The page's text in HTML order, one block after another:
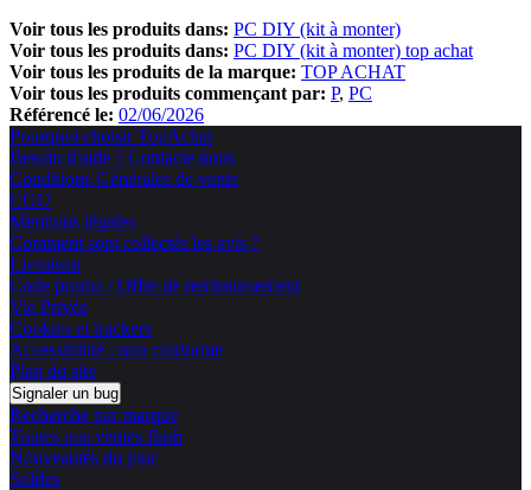
Voir tous les produits dans: PC DIY (kit à monter)
Voir tous les produits dans: PC DIY (kit à monter) top achat
Voir tous les produits de la marque: TOP ACHAT
Voir tous les produits commençant par: P PC
Référencé le: 02/06/2026
Pourquoi choisir TopAchat
Besoin d'aide ? Contacte nous
Conditions Générales de vente
CGU
Mentions légales
Comment sont collectés les avis ?
Livraison
Code promo / Offre de remboursement
Vie Privée
Cookies et trackers
Accessibilité : non conforme
Plan du site
Signaler un bug
Recherche par marque
Toutes nos ventes flash
Nouveautés du jour
Soldes